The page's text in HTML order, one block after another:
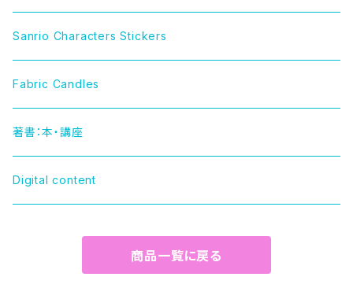
MY MELODY（マイメロディ）
MARRONCREAM（マロンクリーム）
HELLO KITTY（ハローキティー）
TUXEDOSAM（タキシードサム）
POMPOMPURIN（ポムポムプリン）
Sanrio Characters Stickers
Fabric Candles
著書：本・講座
Digital content
商品一覧に戻る